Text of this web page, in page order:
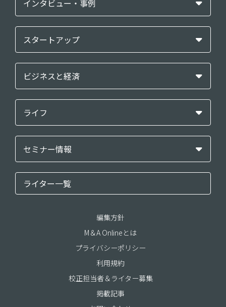
インタビュー・事例
スタートアップ
ビジネスと経済
ライフ
セミナー情報
ライター一覧
編集方針
M＆A Onlineとは
プライバシーポリシー
利用規約
校正担当者＆ライター募集
掲載記事